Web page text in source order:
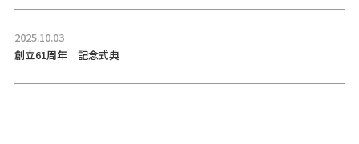
2025.10.03
創立61周年 記念式典